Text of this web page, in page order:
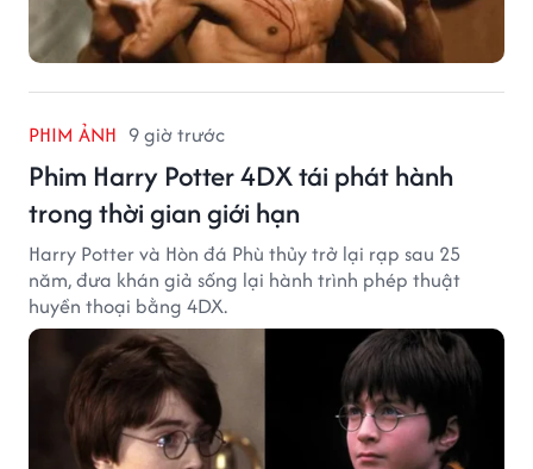
PHIM ẢNH 9 giờ trước
Phim Harry Potter 4DX tái phát hành
trong thời gian giới hạn
Harry Potter và Hòn đá Phù thủy trở lại rạp sau 25
năm, đưa khán giả sống lại hành trình phép thuật
huyền thoại bằng 4DX.